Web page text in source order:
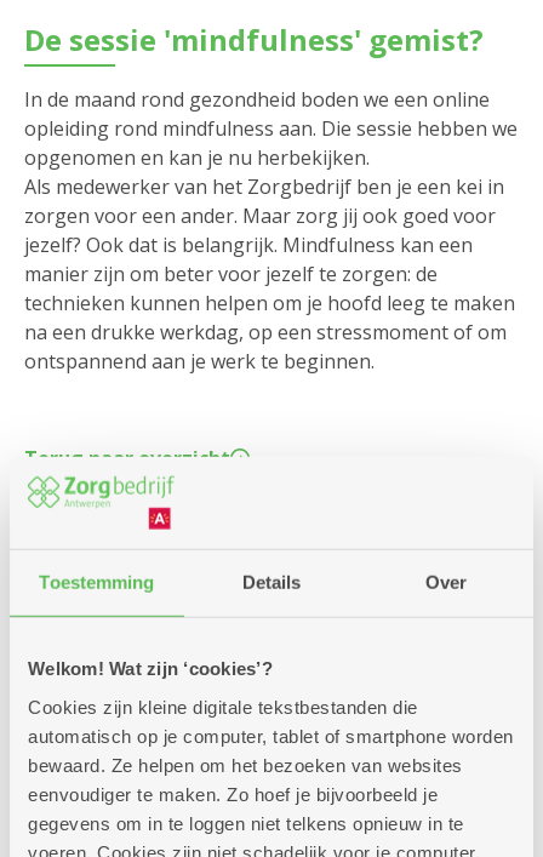
Toestemming Details Over
Welkom! Wat zijn ‘cookies’?
Cookies zijn kleine digitale tekstbestanden die
automatisch op je computer, tablet of smartphone worden
bewaard. Ze helpen om het bezoeken van websites
eenvoudiger te maken. Zo hoef je bijvoorbeeld je
gegevens om in te loggen niet telkens opnieuw in te
voeren. Cookies zijn niet schadelijk voor je computer.
De sessie 'mindfulness' gemist?
In de maand rond gezondheid boden we een online
opleiding rond mindfulness aan. Die sessie hebben we
opgenomen en kan je nu herbekijken.
Als medewerker van het Zorgbedrijf ben je een kei in
zorgen voor een ander. Maar zorg jij ook goed voor
jezelf? Ook dat is belangrijk. Mindfulness kan een
manier zijn om beter voor jezelf te zorgen: de
technieken kunnen helpen om je hoofd leeg te maken
na een drukke werkdag, op een stressmoment of om
ontspannend aan je werk te beginnen.
Terug naar overzicht
Locatie in de kijker
Riksjaweek in Lichtenberg
Lichtenberg in Hoboken: "De verschillende riksja's van
het Zorgbedrijf zijn naar hier gebracht, zodat we deze
week elke dag eropuit konden. De bewoners die
wilden, konden zich opgeven voor een daguitstap. We
zorgden ervoor dat mensen van alle afdelingen de
kans kregen. Drie sportieve collega's op de trappers
en telkens zes bewoners in de riksja: een ijsje of frietje